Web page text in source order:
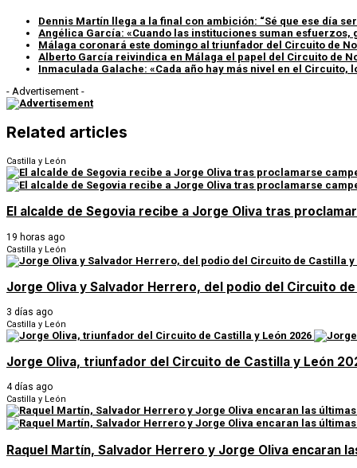
Dennis Martín llega a la final con ambición: “Sé que ese día
Angélica García: «Cuando las instituciones suman
Málaga coronará este domingo al triunfador del Circuito de
Alberto García reivindica en Málaga el papel del Circuito de
Inmaculada Galache: «Cada año hay más nivel en el Circuito,
- Advertisement -
Related articles
Castilla y León
El alcalde de Segovia recibe a Jorge Oliva tras
19 horas ago
Castilla y León
Jorge Oliva y Salvador Herrero, del podio del Circuito
3 días ago
Castilla y León
Jorge Oliva, triunfador del Circuito de Castilla y León
4 días ago
Castilla y León
Raquel Martín, Salvador Herrero y Jorge Oliva encaran